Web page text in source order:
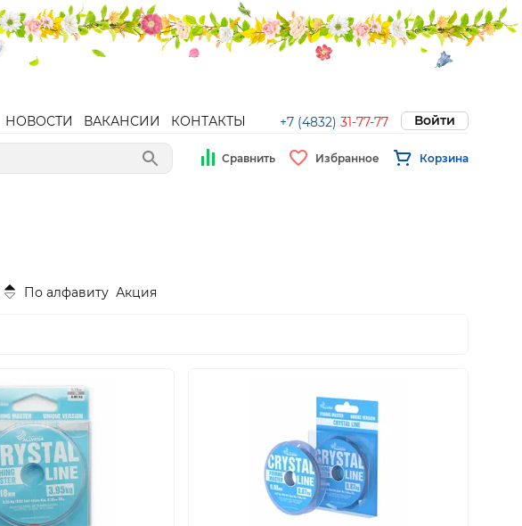
НОВОСТИ ВАКАНСИИ КОНТАКТЫ +7 (4832) 31-77-77 Войти
Сравнить Избранное Корзина
По алфавиту Акция